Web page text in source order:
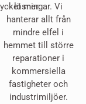
mer.
lösningar. Vi
hanterar allt från
mindre elfel i
hemmet till större
reparationer i
kommersiella
fastigheter och
industrimiljöer.